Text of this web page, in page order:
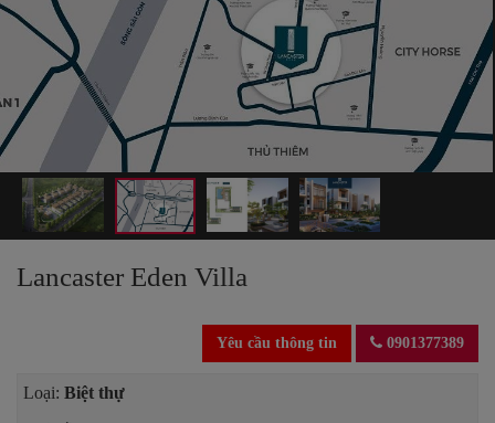
Lancaster Eden Villa
Yêu cầu thông tin 0901377389
Loại: Biệt thự